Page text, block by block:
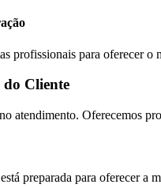
profissionais para oferecer
do Cliente
atendimento. Oferecemos
preparada para oferecer a